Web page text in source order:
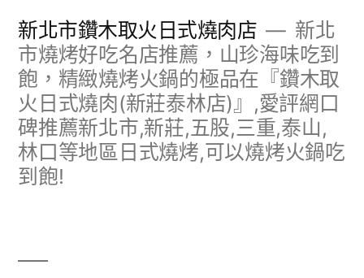
新北市鑽木取火日式燒肉店
新北
市燒烤好吃名店推薦，山珍海味吃到
飽，精緻燒烤火鍋的極品在『鑽木取
火日式燒肉(新莊泰林店)』,愛評網口
碑推薦新北市,新莊,五股,三重,泰山,
林口等地區日式燒烤,可以燒烤火鍋吃
到飽!